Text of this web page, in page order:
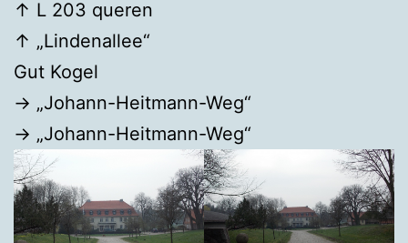
↑ L 203 queren
↑ „Lindenallee“
Gut Kogel
→ „Johann-Heitmann-Weg“
→ „Johann-Heitmann-Weg“